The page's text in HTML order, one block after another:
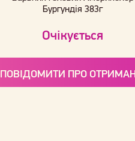
Бургундія 383г
Очікується
ПОВІДОМИТИ ПРО